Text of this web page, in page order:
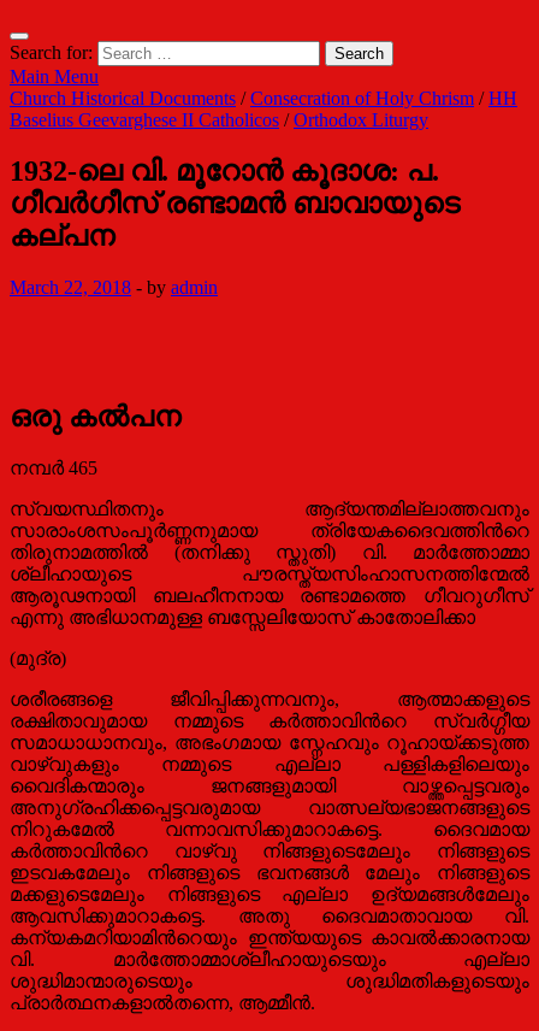
Search for:
Main Menu
Church Historical Documents /Consecration of Holy Chrism /HH
Baselius Geevarghese II Catholicos /Orthodox Liturgy
1932-ലെ വി. മൂറോന്‍ കൂദാശ: പ.
ഗീവര്‍ഗീസ് രണ്ടാമന്‍ ബാവായുടെ
കല്പന
March 22, 2018 - by admin
ഒരു കല്‍പന
നമ്പര്‍ 465
സ്വയസ്ഥിതനും ആദ്യന്തമില്ലാത്തവനും
സാരാംശസംപൂര്‍ണ്ണനുമായ ത്രിയേകദൈവത്തിന്‍റെ
തിരുനാമത്തില്‍ (തനിക്കു സ്തുതി) വി. മാര്‍ത്തോമ്മാ
ശ്ലീഹായുടെ പൗരസ്ത്യസിംഹാസനത്തിന്മേല്‍
ആരൂഢനായി ബലഹീനനായ രണ്ടാമത്തെ ഗീവറുഗീസ്
എന്നു അഭിധാനമുള്ള ബസ്സേലിയോസ് കാതോലിക്കാ
(മുദ്ര)
ശരീരങ്ങളെ ജീവിപ്പിക്കുന്നവനും, ആത്മാക്കളുടെ
രക്ഷിതാവുമായ നമ്മുടെ കര്‍ത്താവിന്‍റെ സ്വര്‍ഗ്ഗീയ
സമാധാധാനവും, അഭംഗമായ സ്നേഹവും റൂഹായ്ക്കടുത്ത
വാഴ്വുകളും നമ്മുടെ എല്ലാ പള്ളികളിലെയും
വൈദികന്മാരും ജനങ്ങളുമായി വാഴ്ത്തപ്പെട്ടവരും
അനുഗ്രഹിക്കപ്പെട്ടവരുമായ വാത്സല്യഭാജനങ്ങളുടെ
നിറുകമേല്‍ വന്നാവസിക്കുമാറാകട്ടെ. ദൈവമായ
കര്‍ത്താവിന്‍റെ വാഴ്വു നിങ്ങളുടെമേലും നിങ്ങളുടെ
ഇടവകമേലും നിങ്ങളുടെ ഭവനങ്ങള്‍ മേലും നിങ്ങളുടെ
മക്കളുടെമേലും നിങ്ങളുടെ എല്ലാ ഉദ്യമങ്ങള്‍മേലും
ആവസിക്കുമാറാകട്ടെ. അതു ദൈവമാതാവായ വി.
കന്യകമറിയാമിന്‍റെയും ഇന്ത്യയുടെ കാവല്‍ക്കാരനായ
വി. മാര്‍ത്തോമ്മാശ്ലീഹായുടെയും എല്ലാ
ശുദ്ധിമാന്മാരുടെയും ശുദ്ധിമതികളുടെയും
പ്രാര്‍ത്ഥനകളാല്‍തന്നെ, ആമ്മീന്‍.